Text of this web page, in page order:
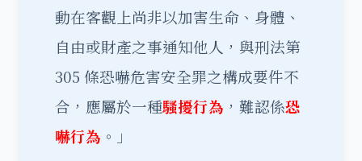
動在客觀上尚非以加害生命、身體、
自由或財產之事通知他人，與刑法第
305 條恐嚇危害安全罪之構成要件不
合，應屬於一種騷擾行為 ，難認係恐
嚇行為 。」